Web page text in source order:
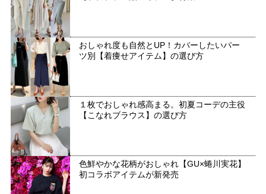
おしゃれ度も自然とUP！カバーしたいパー
ツ別【着痩せアイテム】の選び方
１枚でおしゃれ感高まる。初夏コーデの主役
【こなれブラウス】の選び方
色鮮やかな花柄がおしゃれ【GU×蜷川実花】
初コラボアイテムが新発売